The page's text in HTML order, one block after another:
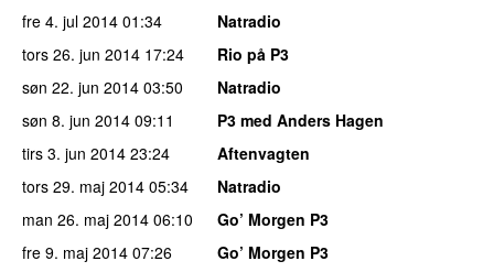
fre 4. jul 2014 01:34
Natradio
tors 26. jun 2014 17:24
Rio på P3
søn 22. jun 2014 03:50
Natradio
søn 8. jun 2014 09:11
P3 med Anders Hagen
tirs 3. jun 2014 23:24
Aftenvagten
tors 29. maj 2014 05:34
Natradio
man 26. maj 2014 06:10
Go’ Morgen P3
fre 9. maj 2014 07:26
Go’ Morgen P3